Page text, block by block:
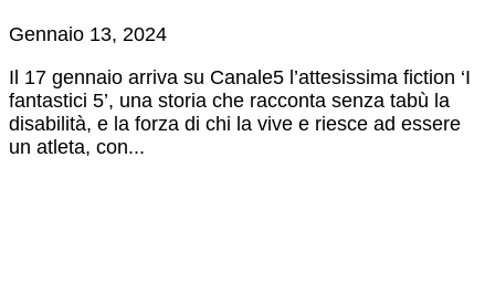
Gennaio 13, 2024
Il 17 gennaio arriva su Canale5 l’attesissima fiction ‘I
fantastici 5’, una storia che racconta senza tabù la
disabilità, e la forza di chi la vive e riesce ad essere
un atleta, con...